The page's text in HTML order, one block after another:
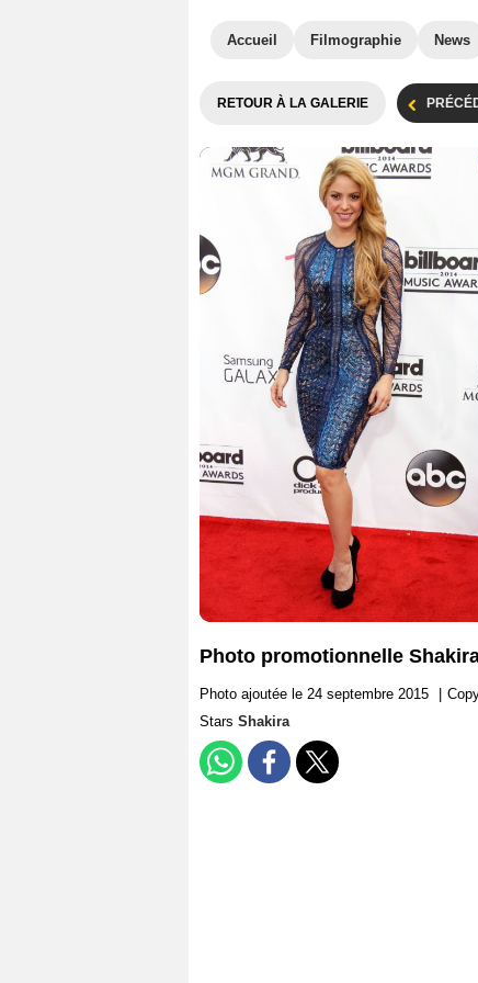
Accueil Filmographie News
RETOUR À LA GALERIE
Photo promotionnelle
Photo ajoutée le 24 septembre 2015
Stars Shakira